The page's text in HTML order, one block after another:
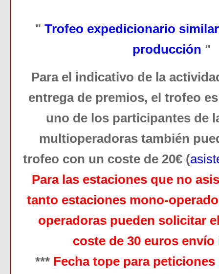
" Trofeo expedicionario
producción "
Para el indicativo de la
entrega de premios, el trofeo
uno de los participantes de
multioperadoras también
trofeo con un coste de 20€ (
Para las estaciones que no
tanto estaciones mono-
operadoras pueden solicitar
coste de 30 euros
*** Fecha tope para